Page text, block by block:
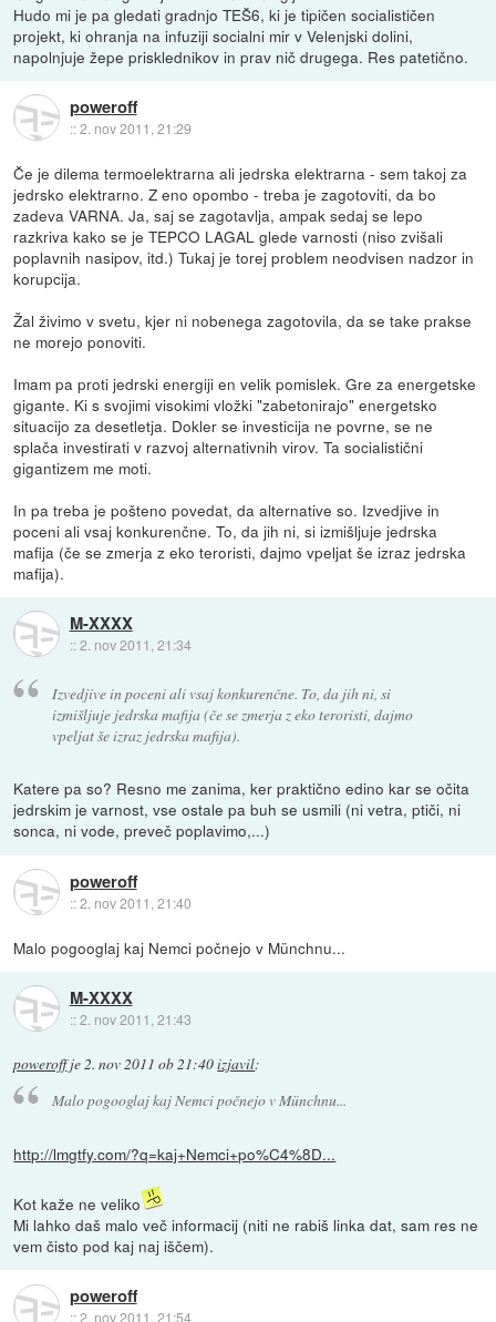
Hudo mi je pa gledati gradnjo TEŠ6, ki je tipičen socialističen
projekt, ki ohranja na infuziji socialni mir v Velenjski dolini,
napolnjuje žepe prisklednikov in prav nič drugega. Res patetično.
poweroff
::2. nov 2011, 21:29
Če je dilema termoelektrarna ali jedrska elektrarna - sem takoj za
jedrsko elektrarno. Z eno opombo - treba je zagotoviti, da bo
zadeva VARNA. Ja, saj se zagotavlja, ampak sedaj se lepo
razkriva kako se je TEPCO LAGAL glede varnosti (niso zvišali
poplavnih nasipov, itd.) Tukaj je torej problem neodvisen nadzor in
korupcija.
Žal živimo v svetu, kjer ni nobenega zagotovila, da se take prakse
ne morejo ponoviti.
Imam pa proti jedrski energiji en velik pomislek. Gre za energetske
gigante. Ki s svojimi visokimi vložki "zabetonirajo" energetsko
situacijo za desetletja. Dokler se investicija ne povrne, se ne
splača investirati v razvoj alternativnih virov. Ta socialistični
gigantizem me moti.
In pa treba je pošteno povedat, da alternative so. Izvedjive in
poceni ali vsaj konkurenčne. To, da jih ni, si izmišljuje jedrska
mafija (če se zmerja z eko teroristi, dajmo vpeljat še izraz jedrska
mafija).
M-XXXX
::2. nov 2011, 21:34
Izvedjive in poceni ali vsaj konkurenčne. To, da jih ni, si
izmišljuje jedrska mafija (če se zmerja z eko teroristi, dajmo
vpeljat še izraz jedrska mafija).
Katere pa so? Resno me zanima, ker praktično edino kar se očita
jedrskim je varnost, vse ostale pa buh se usmili (ni vetra, ptiči, ni
sonca, ni vode, preveč poplavimo,...)
poweroff
::2. nov 2011, 21:40
Malo pogooglaj kaj Nemci počnejo v Münchnu...
M-XXXX
::2. nov 2011, 21:43
poweroffje 2. nov 2011 ob 21:40izjavil:
Malo pogooglaj kaj Nemci počnejo v Münchnu...
http://lmgtfy.com/?q=kaj+Nemci+po%C4%8D...
Kot kaže ne veliko
Mi lahko daš malo več informacij (niti ne rabiš linka dat, sam res ne
vem čisto pod kaj naj iščem).
poweroff
::2. nov 2011, 21:54